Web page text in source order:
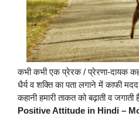
कभी कभी एक प्रेरक / प्रेरणा-दायक
धैर्य व शक्ति का पता लगाने में काफी
कहानी हमारी ताकत को बढ़ाती व जगाती
Positive Attitude in Hindi –